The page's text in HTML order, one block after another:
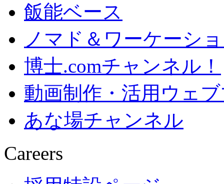
飯能ベース
ノマド＆ワーケーシ
博士.comチャンネル！
動画制作・活用ウェ
あな場チャンネル
Careers